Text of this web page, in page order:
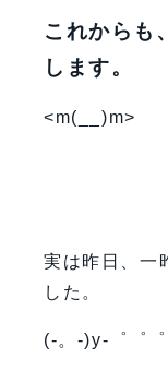
これからも
します。
<m(__)m>
実は昨日、一
した。
(-。-)y-゜゜゜